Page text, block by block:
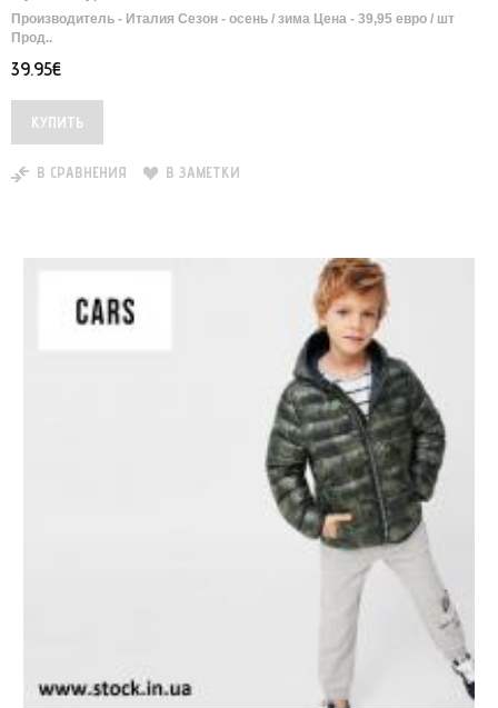
Производитель - Италия Сезон - осень / зима Цена - 39,95 евро / шт
Прод..
39.95€
В СРАВНЕНИЯ В ЗАМЕТКИ